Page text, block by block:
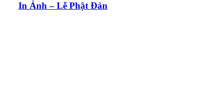
In Ảnh – Lễ Phật Đản